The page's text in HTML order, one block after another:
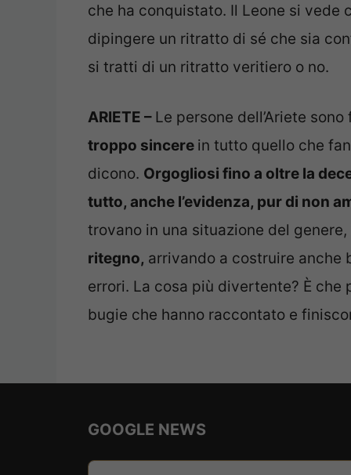
che ha conquistato. Il Leone si vede
dipingere un ritratto di sé che sia
si tratti di un ritratto veritiero o no.
ARIETE – Le persone dell’Ariete
troppo sincere in tutto quello che
dicono. Orgogliosi fino a oltre la
tutto, anche l’evidenza, pur di non
trovano in una situazione del
ritegno, arrivando a costruire
errori. La cosa più divertente? È
bugie che hanno raccontato e
GOOGLE NEWS